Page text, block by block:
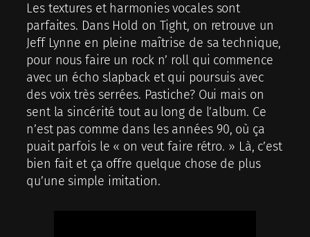
Les textures et harmonies vocales sont
parfaites. Dans Hold on Tight, on retrouve un
Jeff Lynne en pleine maîtrise de sa technique,
pour nous faire un rock n’ roll qui commence
avec un écho slapback et qui poursuis avec
des voix très serrées. Pastiche? Oui mais on
sent la sincérité tout au long de l’album. Ce
n’est pas comme dans les années 90, où ça
puait parfois le « on veut faire rétro. » Là, c’est
bien fait et ça offre quelque chose de plus
qu’une simple imitation.